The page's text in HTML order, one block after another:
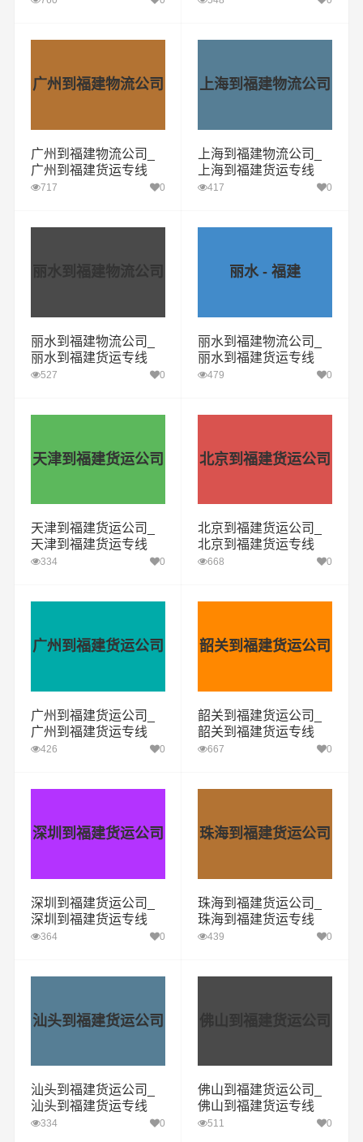
广州到福建物流公司
广州到福建物流公司_
广州到福建货运专线
717 0
上海到福建物流公司
上海到福建物流公司_
上海到福建货运专线
417 0
丽水到福建物流公司
丽水到福建物流公司_
丽水到福建货运专线
527 0
丽水 - 福建
丽水到福建物流公司_
丽水到福建货运专线
479 0
天津到福建货运公司
天津到福建货运公司_
天津到福建货运专线
334 0
北京到福建货运公司
北京到福建货运公司_
北京到福建货运专线
668 0
广州到福建货运公司
广州到福建货运公司_
广州到福建货运专线
426 0
韶关到福建货运公司
韶关到福建货运公司_
韶关到福建货运专线
667 0
深圳到福建货运公司
深圳到福建货运公司_
深圳到福建货运专线
364 0
珠海到福建货运公司
珠海到福建货运公司_
珠海到福建货运专线
439 0
汕头到福建货运公司
汕头到福建货运公司_
汕头到福建货运专线
334 0
佛山到福建货运公司
佛山到福建货运公司_
佛山到福建货运专线
511 0